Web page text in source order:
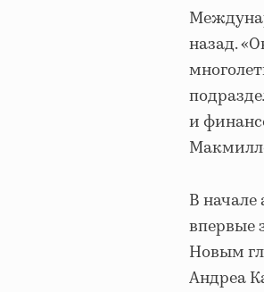
назад.
и
В
впервые
Новым
Андреа